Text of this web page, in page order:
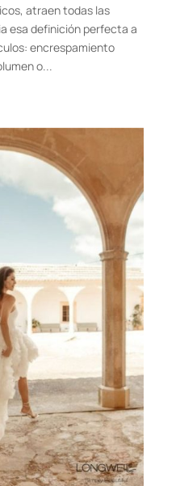
atraen todas las
esa definición perfecta a
encrespamiento
o...